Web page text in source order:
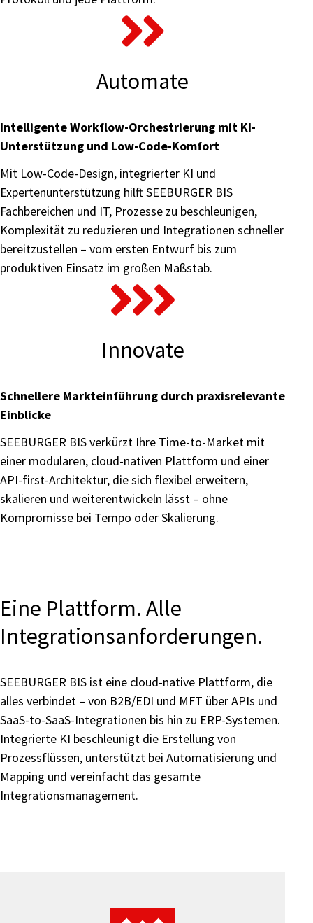
Automate
Intelligente Workflow-Orchestrierung mit KI-
Unterstützung und Low-Code-Komfort
Mit Low-Code-Design, integrierter KI und
Expertenunterstützung hilft SEEBURGER BIS
Fachbereichen und IT, Prozesse zu beschleunigen,
Komplexität zu reduzieren und Integrationen schneller
bereitzustellen – vom ersten Entwurf bis zum
produktiven Einsatz im großen Maßstab.
Innovate
Schnellere Markteinführung durch praxisrelevante
Einblicke
SEEBURGER BIS verkürzt Ihre Time-to-Market mit
einer modularen, cloud-nativen Plattform und einer
API-first-Architektur, die sich flexibel erweitern,
skalieren und weiterentwickeln lässt – ohne
Kompromisse bei Tempo oder Skalierung.
Eine Plattform. Alle
Integrationsanforderungen.
SEEBURGER BIS ist eine cloud-native Plattform, die
alles verbindet – von B2B/EDI und MFT über APIs und
SaaS-to-SaaS-Integrationen bis hin zu ERP-Systemen.
Integrierte KI beschleunigt die Erstellung von
Prozessflüssen, unterstützt bei Automatisierung und
Mapping und vereinfacht das gesamte
Integrationsmanagement.